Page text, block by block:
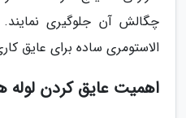
چگالش آن جلوگیری نمایند.
الاستومری ساده برای عایق
اهمیت عایق کردن لوله